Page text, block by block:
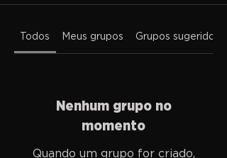
Todos Meus grupos Grupos sugeridos
Nenhum grupo no
momento
Quando um grupo for criado,